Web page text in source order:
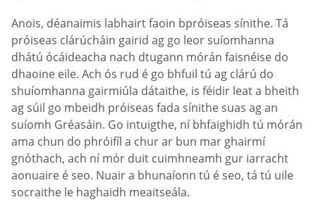
Anois, déanaimis labhairt faoin bpróiseas sínithe. Tá
próiseas clárúcháin gairid ag go leor suíomhanna
dhátú ócáideacha nach dtugann mórán faisnéise do
dhaoine eile. Ach ós rud é go bhfuil tú ag clárú do
shuíomhanna gairmiúla dátaithe, is féidir leat a bheith
ag súil go mbeidh próiseas fada sínithe suas ag an
suíomh Gréasáin. Go intuigthe, ní bhfaighidh tú mórán
ama chun do phróifíl a chur ar bun mar ghairmí
gnóthach, ach ní mór duit cuimhneamh gur iarracht
aonuaire é seo. Nuair a bhunaíonn tú é seo, tá tú uile
socraithe le haghaidh meaitseála.